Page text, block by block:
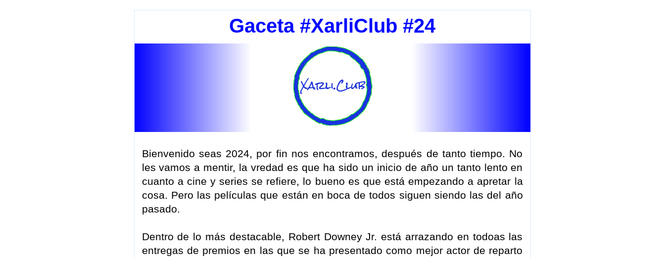
Gaceta #XarliClub #24
Bienvenido seas 2024, por fin nos encontramos, después de tanto tiempo. No
les vamos a mentir, la vredad es que ha sido un inicio de año un tanto lento en
cuanto a cine y series se refiere, lo bueno es que está empezando a apretar la
cosa. Pero las películas que están en boca de todos siguen siendo las del año
pasado.
Dentro de lo más destacable, Robert Downey Jr. está arrazando en todoas las
entregas de premios en las que se ha presentado como mejor actor de reparto